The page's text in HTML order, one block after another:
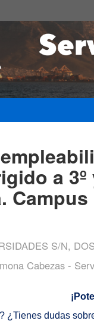
a 3º
Campus
S/N,
Cabezas -
¿Tienes dudas